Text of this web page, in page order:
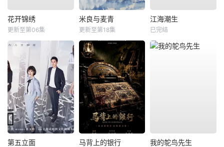
花开锦绣
更新至第06集
米良与麦青
更新至第18集
江海潮生
已完结
第五立面 马背上的银行 我的鸵鸟先生